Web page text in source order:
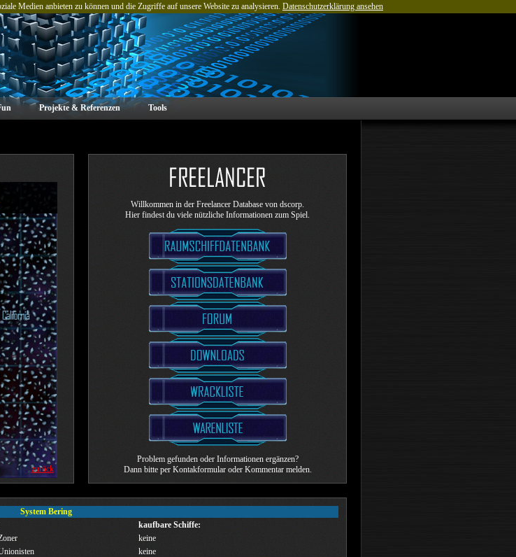
Medien anbieten zu können und die Zugriffe auf unsere Website zu analysieren. Datenschutzerklärung ansehen
Projekte & Referenzen Tools
zurück
Willkommen in der Freelancer Database von dscorp.
Hier findest du viele nützliche Informationen zum Spiel.
Problem gefunden oder Informationen ergänzen?
Dann bitte per Kontakformular oder Kommentar melden.
System Bering
kaufbare Schiffe:
keine
keine